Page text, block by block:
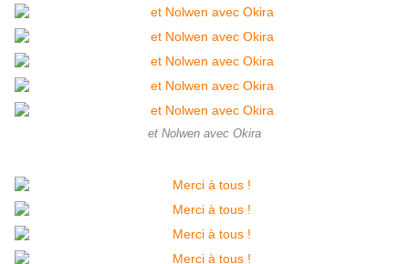
et Nolwen avec Okira